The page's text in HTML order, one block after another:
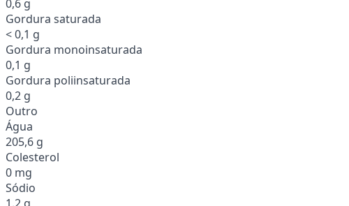
0,6 g
Gordura saturada
< 0,1 g
Gordura monoinsaturada
0,1 g
Gordura poliinsaturada
0,2 g
Outro
Água
205,6 g
Colesterol
0 mg
Sódio